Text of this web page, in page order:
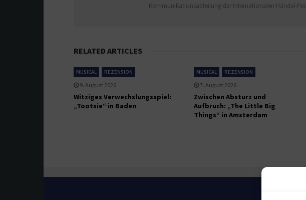
Kommunikationsabteilung der Internationalen Händel-
RELATED ARTICLES
MUSICAL REZENSION
9. August 2026
Witziges Verwechslungsspiel:
„Tootsie“ in Baden
MUSICAL REZENSION
7. August 2026
Zwischen Absturz und
Aufbruch: „The Little Big
Things“ in Amsterdam